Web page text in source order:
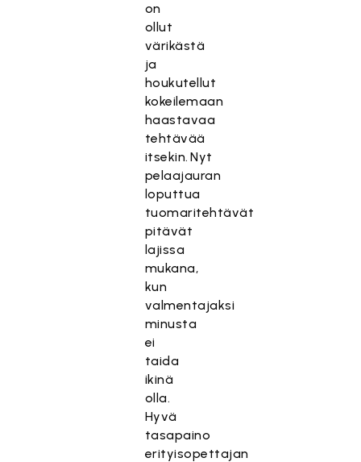
on
ollut
värikästä
ja
houkutellut
kokeilemaan
haastavaa
tehtävää
itsekin. Nyt
pelaajauran
loputtua
tuomaritehtävät
pitävät
lajissa
mukana,
kun
valmentajaksi
minusta
ei
taida
ikinä
olla.
Hyvä
tasapaino
erityisopettajan